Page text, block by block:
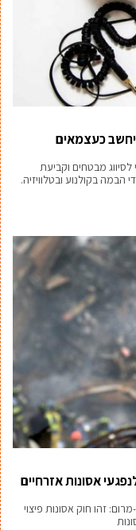
כעצמאים
מבטחים וקביעת
הבמה בקולנוע ובטלוויזיה.
אסונות אזרחיים
זהו חוק אסונות פיצוי